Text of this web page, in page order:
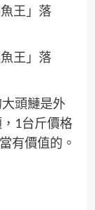
頭鰱是外
1台斤價格
有價值的。